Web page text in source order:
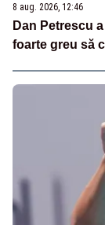
8 aug. 2026, 12:46
Dan Petrescu
foarte greu să